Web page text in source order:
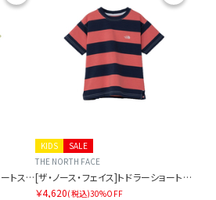
[ザ・ノース・フェイス]キッズショートスリーブフィールドグラフィックティー
SALE
KIDS
THE NORTH FACE
[ザ・ノース・フェイス]トドラーショートスリーブブライトステディティー
￥4,620(税込)30%OFF